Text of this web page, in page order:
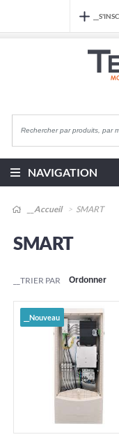
NAVIGATION
__Accueil SMART
SMART
__TRIER PAR
__Nouveau